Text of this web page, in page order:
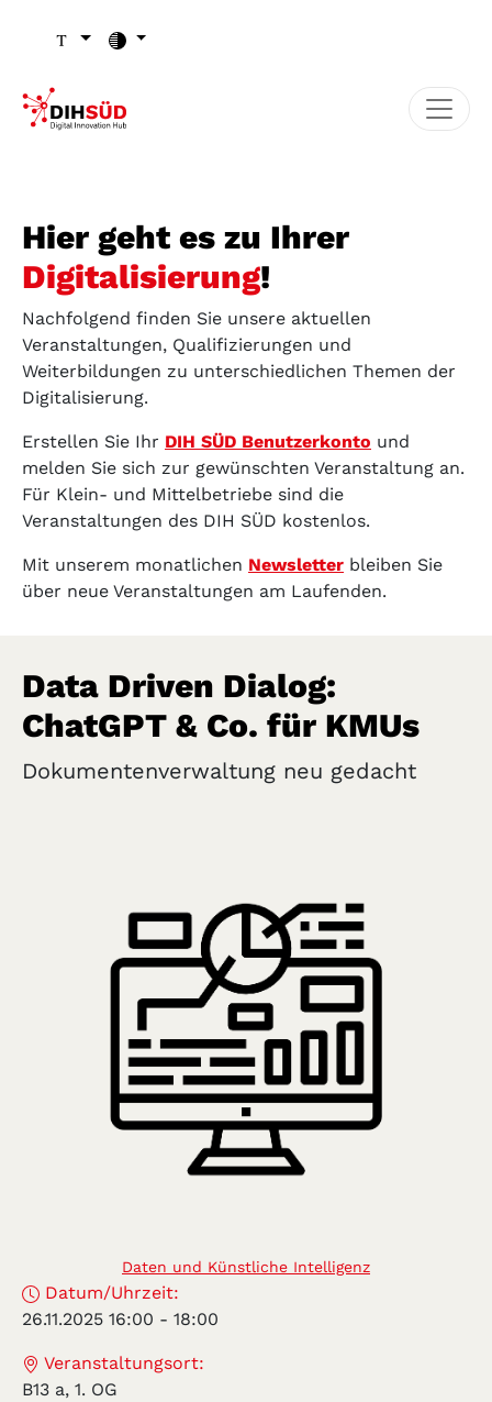
Hier geht es zu Ihrer
Digitalisierung!
Nachfolgend finden Sie unsere aktuellen
Veranstaltungen, Qualifizierungen und
Weiterbildungen zu unterschiedlichen Themen der
Digitalisierung.
Erstellen Sie Ihr DIH SÜD Benutzerkonto und
melden Sie sich zur gewünschten Veranstaltung an.
Für Klein- und Mittelbetriebe sind die
Veranstaltungen des DIH SÜD kostenlos.
Mit unserem monatlichen Newsletter bleiben Sie
über neue Veranstaltungen am Laufenden.
Data Driven Dialog:
ChatGPT & Co. für KMUs
Dokumentenverwaltung neu gedacht
Daten und Künstliche Intelligenz
Datum/Uhrzeit:
26.11.2025 16:00 - 18:00
Veranstaltungsort:
B13 a, 1. OG